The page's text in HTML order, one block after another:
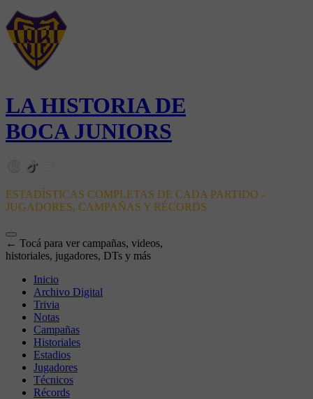
LA HISTORIA DE
BOCA JUNIORS
ESTADÍSTICAS COMPLETAS DE CADA PARTIDO -
JUGADORES, CAMPAÑAS Y RÉCORDS
← Tocá para ver campañas, videos,
historiales, jugadores, DTs y más
Inicio
Archivo Digital
Trivia
Notas
Campañas
Historiales
Estadios
Jugadores
Técnicos
Récords